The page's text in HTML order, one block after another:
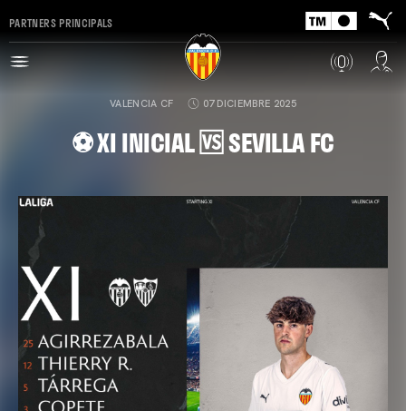
PARTNERS PRINCIPALS
VALENCIA CF 07 DICIEMBRE 2025
⚽ XI INICIAL 🆚 SEVILLA FC